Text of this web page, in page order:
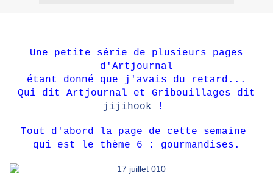
Une petite série de plusieurs pages
d'Artjournal
étant donné que j'avais du retard...
Qui dit Artjournal et Gribouillages dit
jijihook !
Tout d'abord la page de cette semaine
qui est le thème 6 : gourmandises.